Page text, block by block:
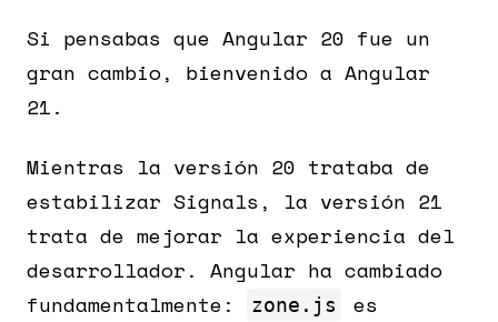
Si pensabas que Angular 20 fue un
gran cambio, bienvenido a Angular
21.
Mientras la versión 20 trataba de
estabilizar Signals, la versión 21
trata de mejorar la experiencia del
desarrollador. Angular ha cambiado
fundamentalmente:
zone.js
es